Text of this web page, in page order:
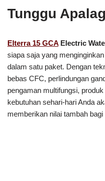
Tunggu
Elterra 15 GCAElectric
siapa saja yang
dalam satu paket. Dengan
bebas CFC, perlindungan
pengaman multifungsi,
kebutuhan sehari-hari Anda
memberikan nilai tambah bagi